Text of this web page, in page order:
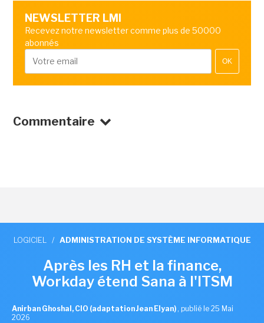
NEWSLETTER LMI
Recevez notre newsletter comme plus de 50000
abonnés
OK
Commentaire
LOGICIEL / ADMINISTRATION DE SYSTÈME INFORMATIQUE
Après les RH et la finance,
Workday étend Sana à l'ITSM
Anirban Ghoshal, CIO (adaptation Jean Elyan) , publié le 25 Mai
2026